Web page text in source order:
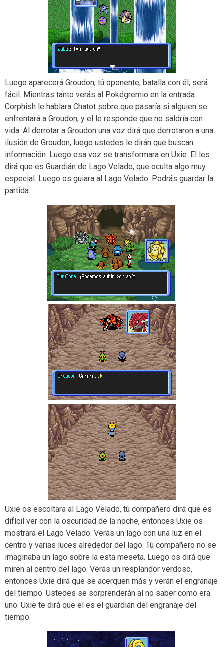
Luego aparecerá Groudon, tú oponente, batalla con él, será
fácil. Mientras tanto verás al Pokégremio en la entrada.
Corphish le hablara Chatot sobre que pasaría si alguien se
enfrentará a Groudon, y el le responde que no saldría con
vida. Al derrotar a Groudon una voz dirá que derrotaron a una
ilusión de Groudon, luego ustedes le dirán que buscan
información. Luego esa voz se transformara en Uxie. El les
dirá que es Guardián de Lago Velado, que oculta algo muy
especial. Luego os guiara al Lago Velado. Podrás guardar la
partida.
Uxie os escoltara al Lago Velado, tú compañero dirá que es
difícil ver con la oscuridad de la noche, entonces Uxie os
mostrara el Lago Velado. Verás un lago con una luz en el
centro y varias luces alrededor del lago. Tú compañero no se
imaginaba un lago sobre la esta meseta. Luego os dirá que
miren al centro del lago. Verás un resplandor verdoso,
entonces Uxie dirá que se acerquen más y verán el engranaje
del tiempo. Ustedes se sorprenderán al no saber como era
uno. Uxie te dirá que el es el guardián del engranaje del
tiempo.